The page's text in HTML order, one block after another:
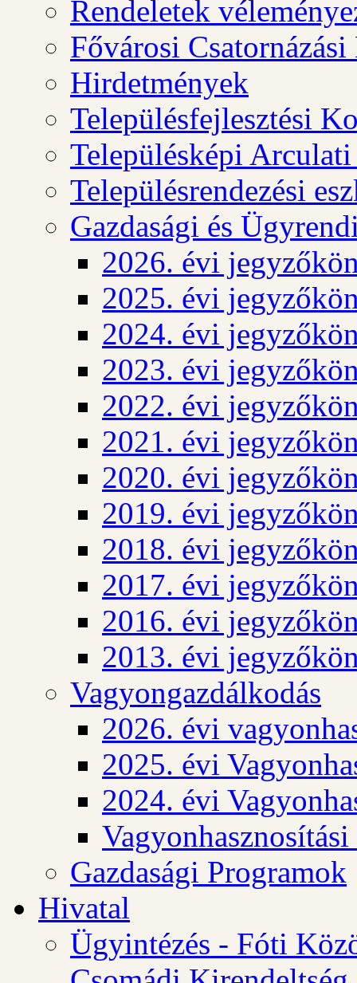
Rendeletek
Fővárosi
Hirdetmények
Településfejlesztési
Településképi
Településrendezési
Gazdasági és
2026. évi
2025. évi
2024. évi
2023. évi
2022. évi
2021. évi
2020. évi
2019. évi
2018. évi
2017. évi
2016. évi
2013. évi
Vagyongazdálkodás
2026. évi
2025. évi
2024. évi
Gazdasági Programok
Hivatal
Ügyintézés - Fóti